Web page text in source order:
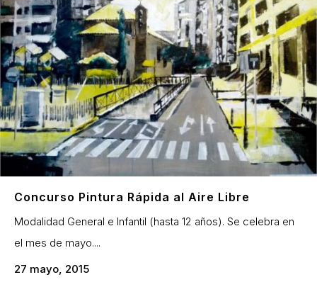
Concurso Pintura Rápida al Aire Libre
Modalidad General e Infantil (hasta 12 años). Se celebra en
el mes de mayo....
27 mayo, 2015